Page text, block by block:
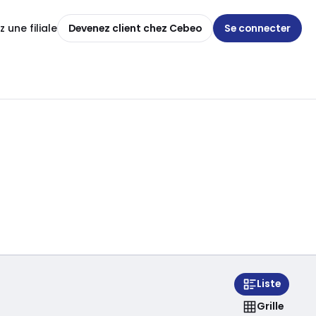
une filiale Devenez client chez Cebeo Se connecter
Liste
Grille